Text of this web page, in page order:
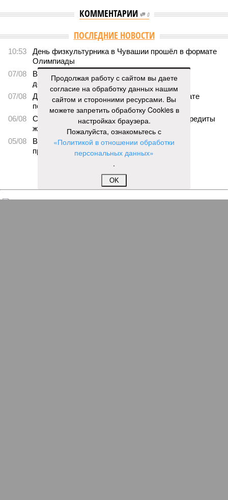
КОММЕНТАРИИ 0
ПОСЛЕДНИЕ НОВОСТИ
10:53
День физкультурника в Чувашии прошёл в формате
Олимпиады
07/08
В Чебоксарах в ближайшие годы не будут
достраивать спуск к заливу
07/08
Два предприятия выплатили долги по зарплате
после вмешательства прокуратуры
06/08
Суд аннулировал ошибочно оформленные кредиты
жителя Чебоксар
05/08
В Чебоксарах снесут 46 строений рядом с
проблемной «Кувшинкой»
Продолжая работу с сайтом вы даете
согласие на обработку данных нашим
сайтом и сторонними ресурсами. Вы
можете запретить обработку Cookies в
настройках браузера.
Пожалуйста, ознакомьтесь с
«Политикой в отношении обработки
персональных данных»
.
OK